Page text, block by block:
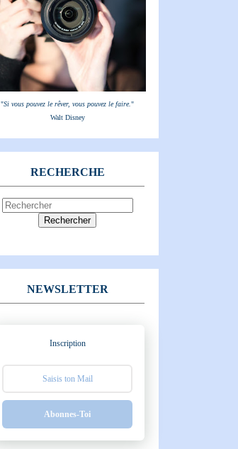
"Si vous pouvez le rêver, vous pouvez le faire."
Walt Disney
RECHERCHE
NEWSLETTER
Inscription
Abonnes-Toi